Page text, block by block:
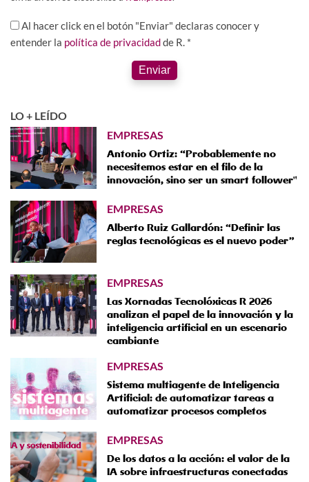
Al hacer click en el botón "Enviar" declaras conocer y
entender la política de privacidadde R. *
Enviar
LO + LEÍDO
EMPRESAS
Antonio Ortiz: “Probablemente no
necesitemos estar en el filo de la
innovación, sino ser un smart follower"
EMPRESAS
Alberto Ruiz Gallardón: “Definir las
reglas tecnológicas es el nuevo poder”
EMPRESAS
Las Xornadas Tecnolóxicas R 2026
analizan el papel de la innovación y la
inteligencia artificial en un escenario
cambiante
EMPRESAS
Sistema multiagente de Inteligencia
Artificial: de automatizar tareas a
automatizar procesos completos
EMPRESAS
De los datos a la acción: el valor de la
IA sobre infraestructuras conectadas